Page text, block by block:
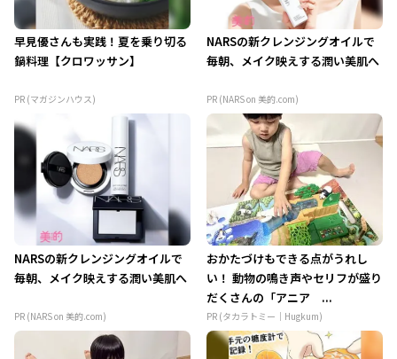
早見優さんも実践！夏を乗り切る
鍋料理【クロワッサン】
PR (マガジンハウス)
NARSの新クレンジングオイルで
毎朝、メイク映えする潤い美肌へ
PR (NARS on 美的.com)
NARSの新クレンジングオイルで
毎朝、メイク映えする潤い美肌へ
PR (NARS on 美的.com)
おかたづけもできる点がうれし
い！ 動物の鳴き声やセリフが盛り
だくさんの「アニア ...
PR (タカラトミー｜Hugkum)